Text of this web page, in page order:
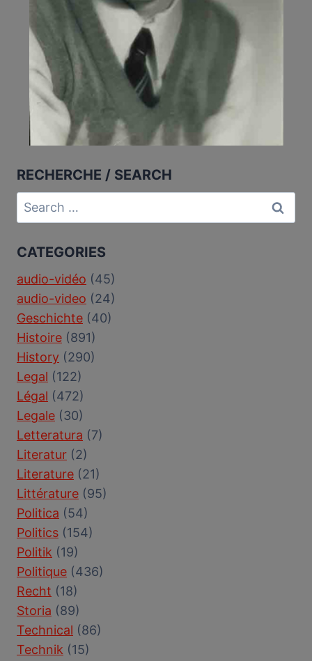
RECHERCHE / SEARCH
Search
for:
CATEGORIES
audio-vidéo (45)
audio-video (24)
Geschichte (40)
Histoire (891)
History (290)
Legal (122)
Légal (472)
Legale (30)
Letteratura (7)
Literatur (2)
Literature (21)
Littérature (95)
Politica (54)
Politics (154)
Politik (19)
Politique (436)
Recht (18)
Storia (89)
Technical (86)
Technik (15)